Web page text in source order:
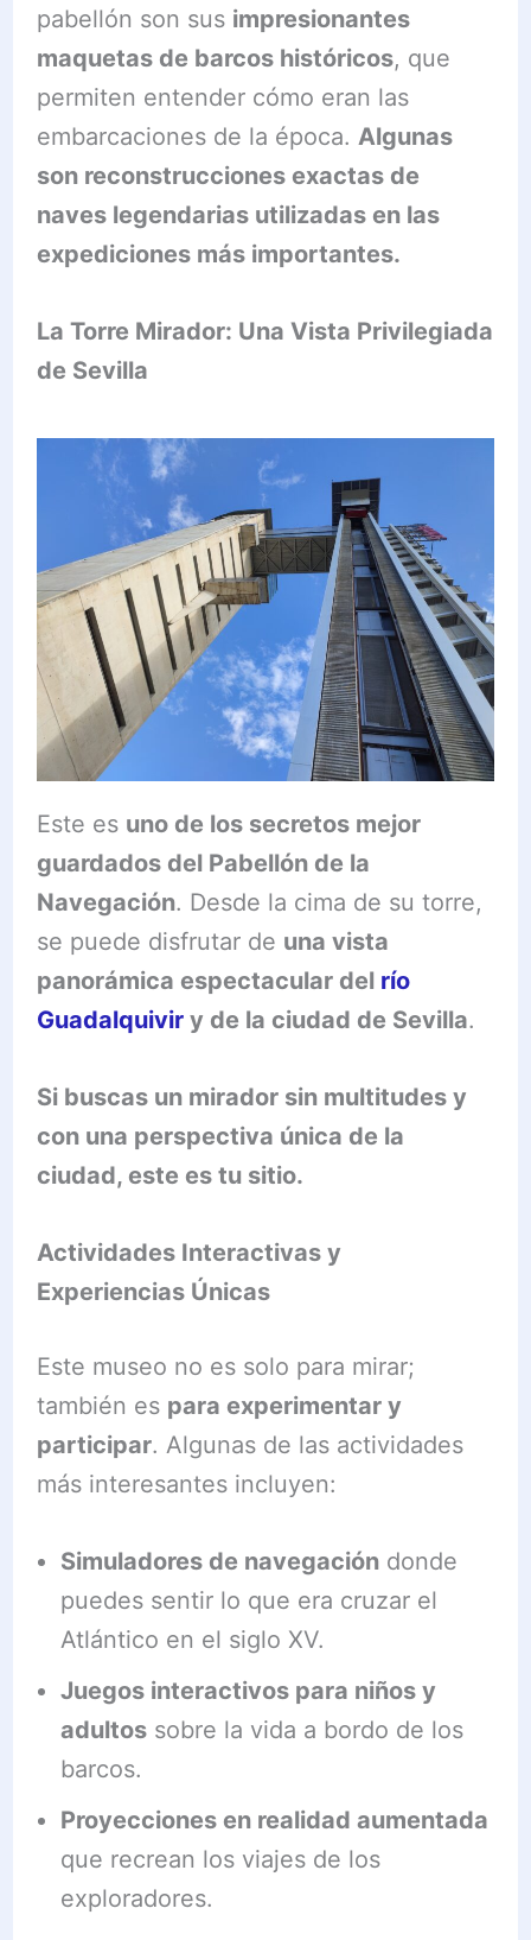
pabellón son sus impresionantes
maquetas de barcos históricos, que
permiten entender cómo eran las
embarcaciones de la época. Algunas
son reconstrucciones exactas de
naves legendarias utilizadas en las
expediciones más importantes.
La Torre Mirador: Una Vista Privilegiada
de Sevilla
Este es uno de los secretos mejor
guardados del Pabellón de la
Navegación. Desde la cima de su torre,
se puede disfrutar de una vista
panorámica espectacular del río
Guadalquiviry de la ciudad de Sevilla.
Si buscas un mirador sin multitudes y
con una perspectiva única de la
ciudad, este es tu sitio.
Actividades Interactivas y
Experiencias Únicas
Este museo no es solo para mirar;
también es para experimentar y
participar. Algunas de las actividades
más interesantes incluyen:
Simuladores de navegacióndonde
puedes sentir lo que era cruzar el
Atlántico en el siglo XV.
Juegos interactivos para niños y
adultossobre la vida a bordo de los
barcos.
Proyecciones en realidad aumentada
que recrean los viajes de los
exploradores.